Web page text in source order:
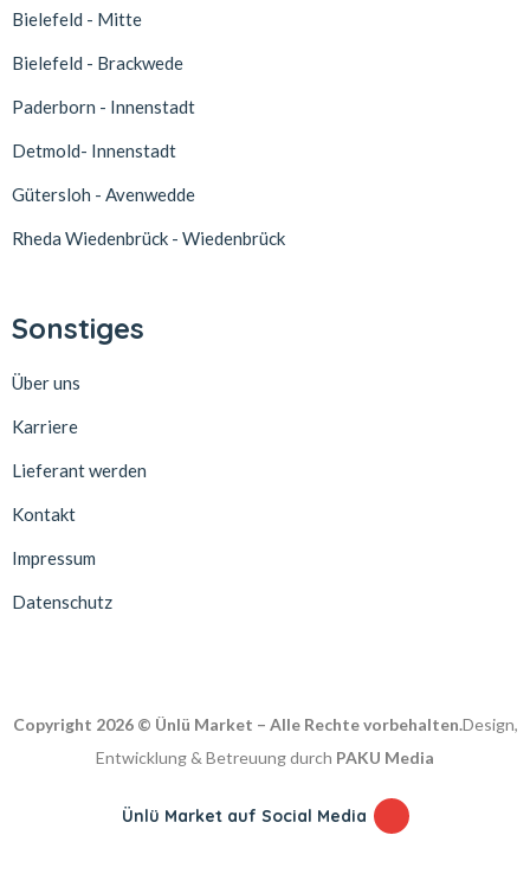
Bielefeld - Mitte
Bielefeld - Brackwede
Paderborn - Innenstadt
Detmold- Innenstadt
Gütersloh - Avenwedde
Rheda Wiedenbrück - Wiedenbrück
Sonstiges
Über uns
Karriere
Lieferant werden
Kontakt
Impressum
Datenschutz
Copyright 2026 © Ünlü Market – Alle Rechte vorbehalten.Design,
Entwicklung & Betreuung durch PAKU Media
Ünlü Market auf Social Media